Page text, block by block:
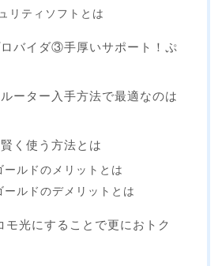
リティソフトとは
バイダ③手厚いサポート！ぷ
ーター入手方法で最適なのは
く使う方法とは
ールドのメリットとは
ールドのデメリットとは
モ光にすることで更におトク